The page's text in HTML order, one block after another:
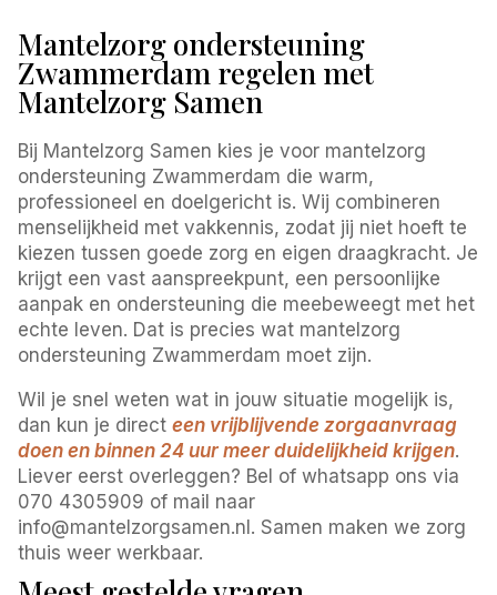
Mantelzorg ondersteuning
Zwammerdam regelen met
Mantelzorg Samen
Bij Mantelzorg Samen kies je voor mantelzorg
ondersteuning Zwammerdam die warm,
professioneel en doelgericht is. Wij combineren
menselijkheid met vakkennis, zodat jij niet hoeft te
kiezen tussen goede zorg en eigen draagkracht. Je
krijgt een vast aanspreekpunt, een persoonlijke
aanpak en ondersteuning die meebeweegt met het
echte leven. Dat is precies wat mantelzorg
ondersteuning Zwammerdam moet zijn.
Wil je snel weten wat in jouw situatie mogelijk is,
dan kun je directeen vrijblijvende zorgaanvraag
doen en binnen 24 uur meer duidelijkheid krijgen.
Liever eerst overleggen? Bel of whatsapp ons via
070 4305909 of mail naar
info@mantelzorgsamen.nl. Samen maken we zorg
thuis weer werkbaar.